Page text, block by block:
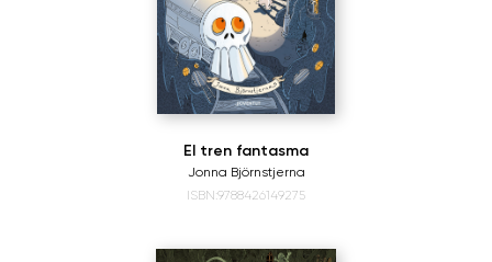
El tren fantasma
Jonna Björnstjerna
ISBN:9788426149275